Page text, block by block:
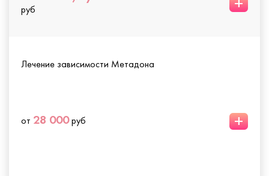
руб
Лечение зависимости Метадона
от 28 000руб +